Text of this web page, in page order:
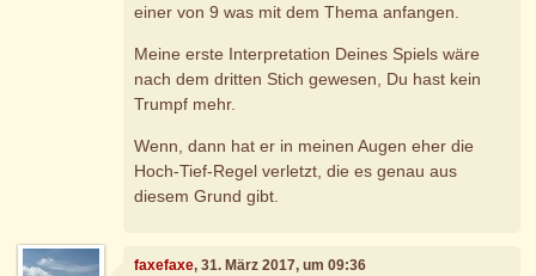
einer von 9 was mit dem Thema anfangen.
Meine erste Interpretation Deines Spiels wäre
nach dem dritten Stich gewesen, Du hast kein
Trumpf mehr.
Wenn, dann hat er in meinen Augen eher die
Hoch-Tief-Regel verletzt, die es genau aus
diesem Grund gibt.
faxefaxe, 31. März 2017, um 09:36